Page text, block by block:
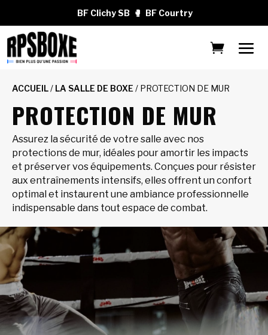
BF Clichy SB 🥊 BF Courtry
ACCUEIL/ LA SALLE DE BOXE / PROTECTION DE MUR
PROTECTION DE MUR
Assurez la sécurité de votre salle avec nos
protections de mur, idéales pour amortir les impacts
et préserver vos équipements. Conçues pour résister
aux entraînements intensifs, elles offrent un confort
optimal et instaurent une ambiance professionnelle
indispensable dans tout espace de combat.